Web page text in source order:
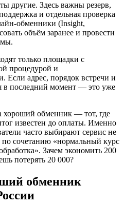
другие. Здесь важны резерв,
и отдельная проверка
обменники (Insight,
объём заранее и провести
только площадки с
процедурой и
Если адрес, порядок встречи и
в последний момент — это уже
хороший обменник — тот, где
известен до оплаты. Именно
часто выбирают сервис не
сочетанию «нормальный курс
Зачем экономить 200
потерять 20 000?
обменник